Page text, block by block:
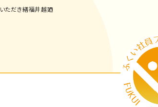
いただき繕福井越廼